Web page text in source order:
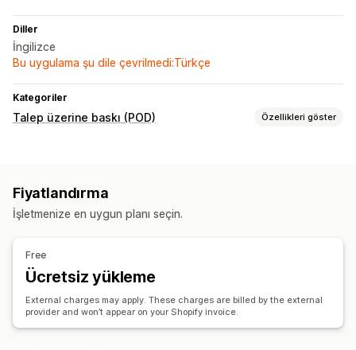
Diller
İngilizce
Bu uygulama şu dile çevrilmedi:Türkçe
Kategoriler
Talep üzerine baskı (POD) Özellikleri göster
Kargo seçenekleri
Fiyatlandırma
İşletmenize en uygun planı seçin.
Free
Ücretsiz yükleme
External charges may apply. These charges are billed by the external
provider and won’t appear on your Shopify invoice.